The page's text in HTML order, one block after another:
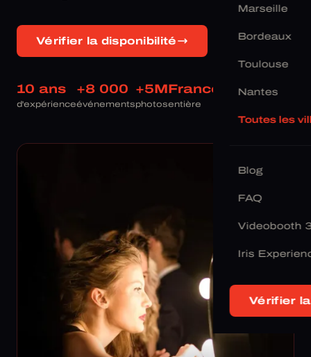
Marseille
Bordeaux
Toulouse
Nantes
Toutes les
Blog
FAQ
Videobooth
Iris
Vérifier
Vérifier la disponibilité
10 ans
d'expérience
+8 000
événements
+5M
photos
France
entière